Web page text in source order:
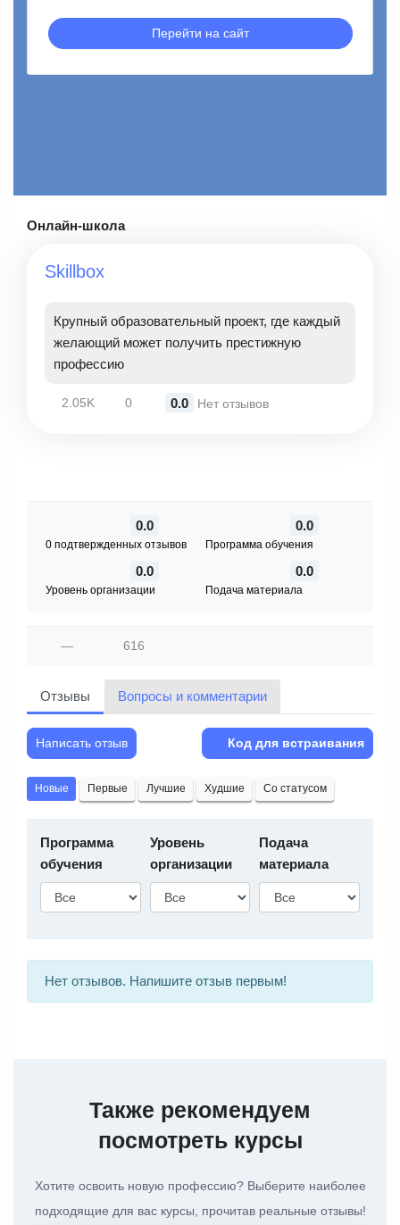
Перейти на сайт
Онлайн-школа
Skillbox
Крупный образовательный проект, где каждый
желающий может получить престижную
профессию
2.05K 0 0.0 Нет отзывов
0.0
0 подтвержденных отзывов
0.0
Программа обучения
0.0
Уровень организации
0.0
Подача материала
— 616
Отзывы Вопросы и комментарии
Написать отзыв Код для встраивания
Новые Первые Лучшие Худшие Со статусом
Программа
обучения
Уровень
организации
Подача
материала
Нет отзывов. Напишите отзыв первым!
Также рекомендуем
посмотреть курсы
Хотите освоить новую профессию? Выберите наиболее
подходящие для вас курсы, прочитав реальные отзывы!